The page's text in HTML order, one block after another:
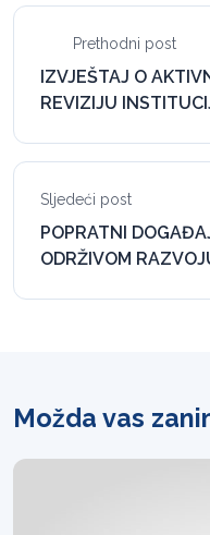
Prethodni post
IZVJEŠTAJ O
REVIZIJU
Sljedeći post
POPRATNI
ODRŽIVOM
Možda vas